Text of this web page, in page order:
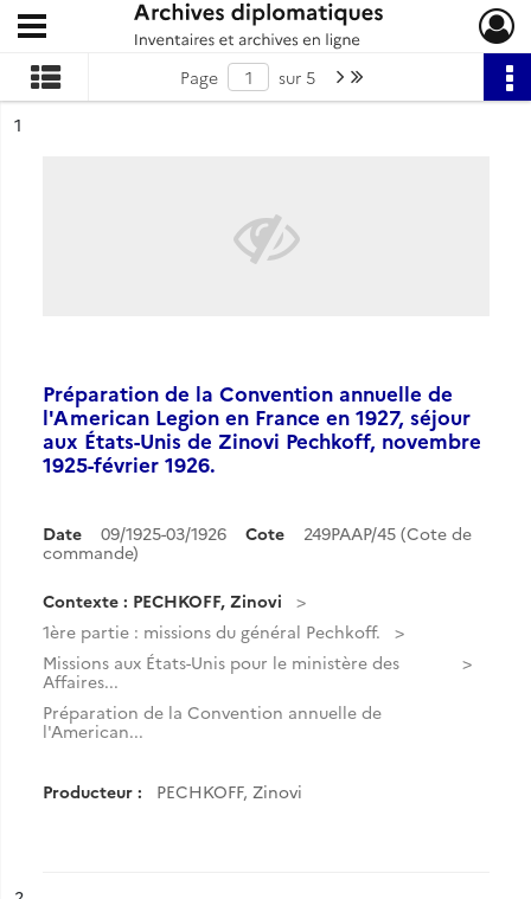
Archives diplomatiques
Ouvrir le menu déroulant
Page sur 5 Page suivante : 1/5
n°
1
Préparation de la Convention annuelle de
l'American Legion en France en 1927, séjour
aux États-Unis de Zinovi Pechkoff, novembre
1925-février 1926.
Date 09/1925-03/1926 Cote
249PAAP/45 (Cote de
commande)
Contexte : PECHKOFF, Zinovi
1ère partie : missions du général Pechkoff.
Missions aux États-Unis pour le ministère des
Affaires...
Préparation de la Convention annuelle de
l'American...
Producteur : PECHKOFF, Zinovi